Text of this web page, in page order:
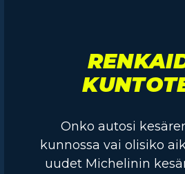
Onko autosi
kunnossa vai olisiko
uudet Michelinin